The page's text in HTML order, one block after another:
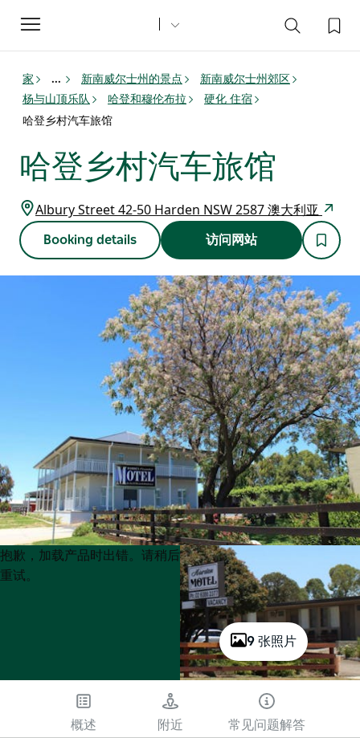
Toggle
navigation
家 ... 新南威尔士州的景点
新南威尔士州郊区
杨与山顶乐队
哈登和穆伦布拉
硬化 住宿
哈登乡村汽车旅馆
哈登乡村汽车旅馆
Albury Street 42-50 Harden NSW 2587 澳大利亚
Booking details 访问网站
9 张照片
Product
List
Product
List
抱歉，加载产品时出错。请稍后
重试。
概述 附近 常见问题解答